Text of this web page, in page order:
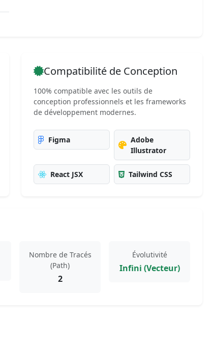
Compatibilité de Conception
100% compatible avec les outils de
conception professionnels et les frameworks
de développement modernes.
Figma
Adobe
Illustrator
React JSX Tailwind CSS
Nombre de Tracés
(Path)
2
Évolutivité
Infini (Vecteur)